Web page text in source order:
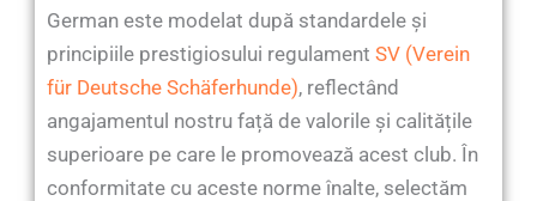
German este modelat după standardele și
principiile prestigiosului regulament SV (Verein
für Deutsche Schäferhunde), reflectând
angajamentul nostru față de valorile și calitățile
superioare pe care le promovează acest club. În
conformitate cu aceste norme înalte, selectăm